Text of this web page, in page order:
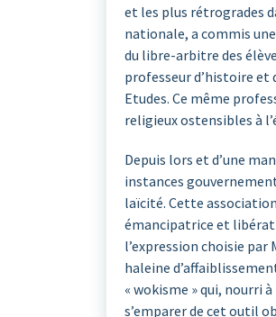
et les plus rétrogrades
nationale, a commis
du libre-arbitre des
professeur d’histoire et
Etudes. Ce même
religieux ostensibles à
Depuis lors et d’une
instances
laïcité. Cette
émancipatrice et
l’expression choisie
haleine
« wokisme » qui, nourri
s’emparer de cet outil